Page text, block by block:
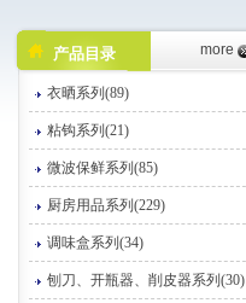
产品目录 more
衣晒系列(89)
粘钩系列(21)
微波保鲜系列(85)
厨房用品系列(229)
调味盒系列(34)
刨刀、开瓶器、削皮器系列(30)